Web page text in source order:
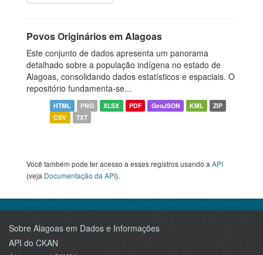
Povos Originários em Alagoas
Este conjunto de dados apresenta um panorama
detalhado sobre a população indígena no estado de
Alagoas, consolidando dados estatísticos e espaciais. O
repositório fundamenta-se...
HTML PNG XLSX PDF GeoJSON KML
ZIP
CSV
TXT
Você também pode ter acesso a esses registros usando a API
(veja Documentação da API).
Sobre Alagoas em Dados e Informações
API do CKAN